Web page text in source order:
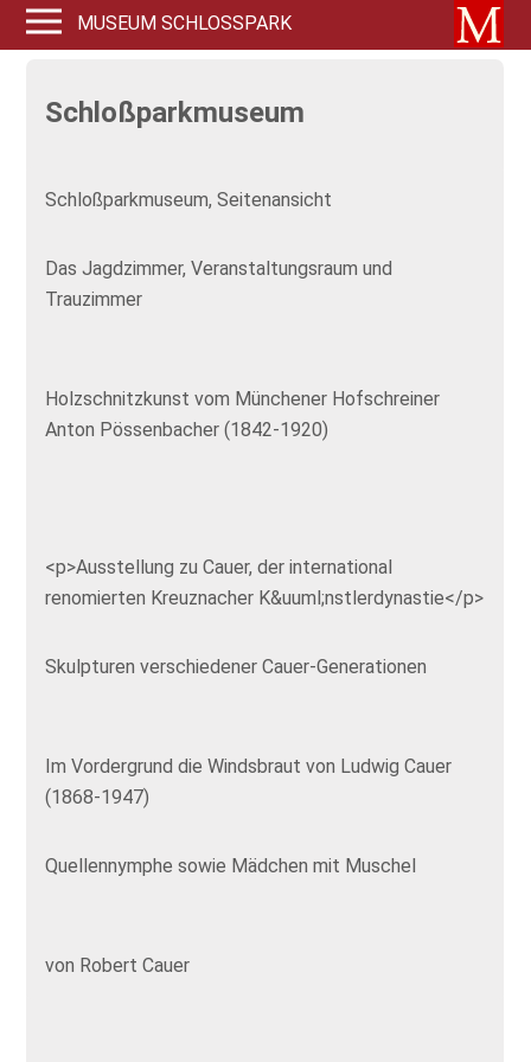
MUSEUM SCHLOSSPARK
Schloßparkmuseum
Schloßparkmuseum, Seitenansicht
Das Jagdzimmer, Veranstaltungsraum und
Trauzimmer
Holzschnitzkunst vom Münchener Hofschreiner
Anton Pössenbacher (1842-1920)
<p>Ausstellung zu Cauer, der international
renomierten Kreuznacher K&uuml;nstlerdynastie</p>
Skulpturen verschiedener Cauer-Generationen
Im Vordergrund die Windsbraut von Ludwig Cauer
(1868-1947)
Quellennymphe sowie Mädchen mit Muschel
von Robert Cauer